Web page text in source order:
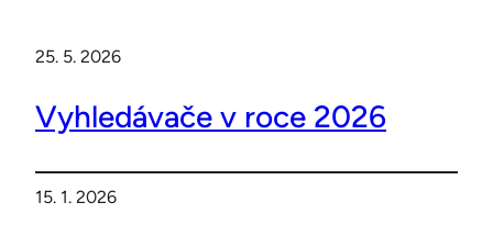
25. 5. 2026
Vyhledávače v roce 2026
15. 1. 2026